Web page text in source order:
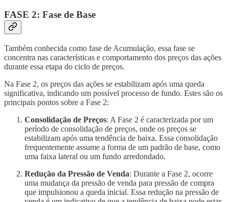
FASE 2: Fase de Base
Também conhecida como fase de Acumulação, essa fase se
concentra nas características e comportamento dos preços das ações
durante essa etapa do ciclo de preços.
Na Fase 2, os preços das ações se estabilizam após uma queda
significativa, indicando um possível processo de fundo. Estes são os
principais pontos sobre a Fase 2:
Consolidação de Preços: A Fase 2 é caracterizada por um
período de consolidação de preços, onde os preços se
estabilizam após uma tendência de baixa. Essa consolidação
frequentemente assume a forma de um padrão de base, como
uma faixa lateral ou um fundo arredondado.
Redução da Pressão de Venda: Durante a Fase 2, ocorre
uma mudança da pressão de venda para pressão de compra
que impulsionou a queda inicial. Essa redução na pressão de